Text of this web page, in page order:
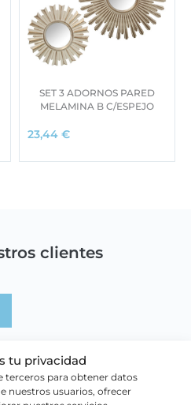
tu privacidad
terceros para obtener datos
nuestros usuarios, ofrecer
SET 3 ADORNOS PARED
MELAMINA B C/ESPEJO
23,44 €
clientes